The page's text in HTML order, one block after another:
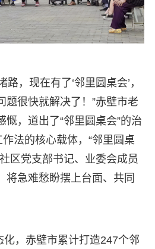
路，现在有了‘邻里圆桌会’，
题很快就解决了！”赤壁市老
慨，道出了“邻里圆桌会”的治
法的核心载体，“邻里圆桌
区党支部书记、业委会成员
将急难愁盼摆上台面、共同
化，赤壁市累计打造247个邻